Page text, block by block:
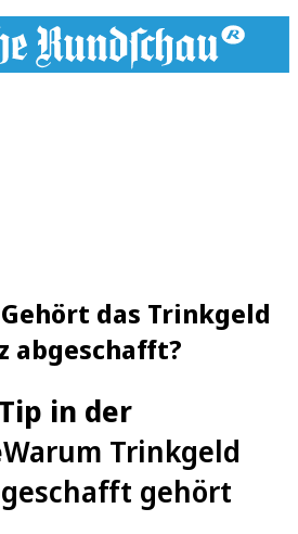
das Trinkgeld
abgeschafft?
in der
Warum Trinkgeld
gehört